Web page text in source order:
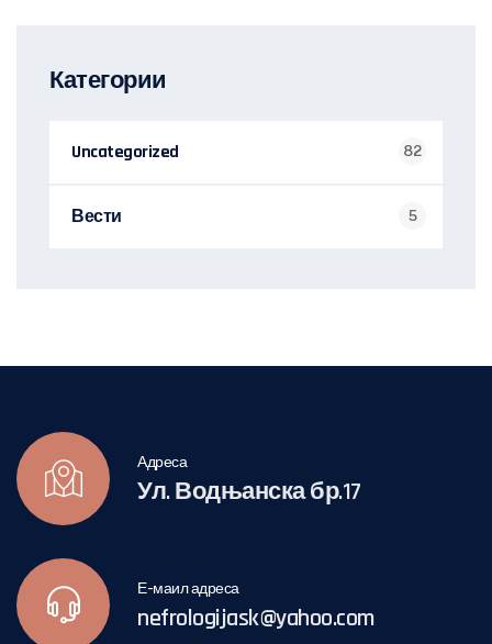
Категории
Uncategorized 82
Вести 5
Адреса
Ул. Водњанска бр.17
Е-маил адреса
nefrologijask@yahoo.com